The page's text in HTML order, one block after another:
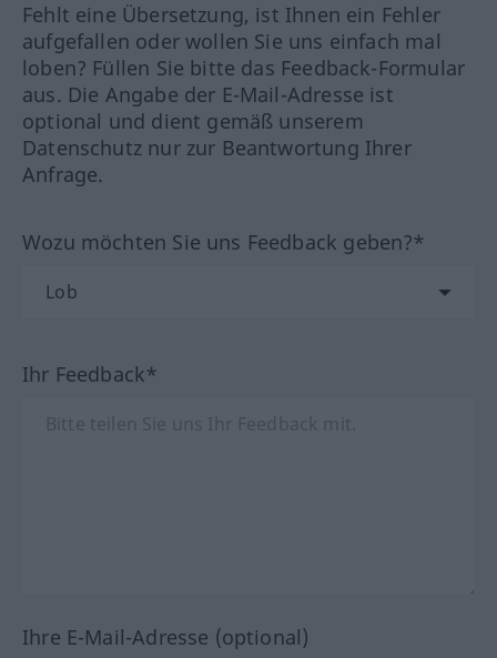
Fehlt eine Übersetzung, ist Ihnen ein Fehler
aufgefallen oder wollen Sie uns einfach mal
loben? Füllen Sie bitte das Feedback-Formular
aus. Die Angabe der E-Mail-Adresse ist
optional und dient gemäß unserem
Datenschutz nur zur Beantwortung Ihrer
Anfrage.
Wozu möchten Sie uns Feedback geben?*
Ihr Feedback*
Ihre E-Mail-Adresse (optional)